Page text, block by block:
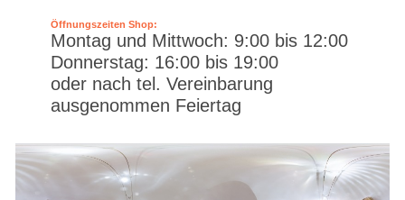
Öffnungszeiten Shop:
Montag und Mittwoch: 9:00 bis 12:00
Donnerstag: 16:00 bis 19:00
oder nach tel. Vereinbarung
ausgenommen Feiertag